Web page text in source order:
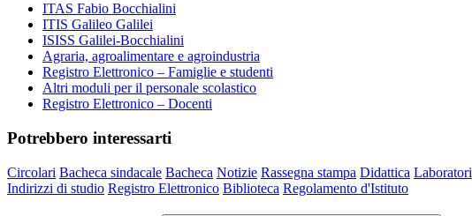
ITAS Fabio Bocchialini
ITIS Galileo Galilei
ISISS Galilei-Bocchialini
Agraria, agroalimentare e agroindustria
Registro Elettronico – Famiglie e studenti
Altri moduli per il personale scolastico
Registro Elettronico – Docenti
Potrebbero interessarti
Circolari Bacheca sindacale Bacheca Notizie Rassegna stampa Didattica Laboratori
Indirizzi di studio Registro Elettronico Biblioteca Regolamento d'Istituto